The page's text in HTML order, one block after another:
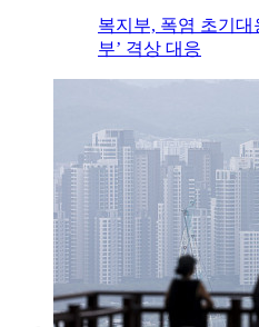
복지부, 폭염 초기
부’ 격상 대응